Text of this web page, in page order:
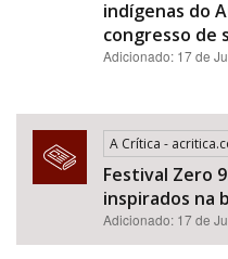
indígenas do
congresso de
Adicionado: 17 de
A Crítica -
Festival Zero
inspirados na
Adicionado: 17 de